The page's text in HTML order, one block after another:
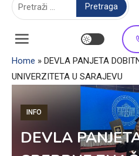
Home » DEVLA PANJETA
UNIVERZITETA U SARAJEVU
INFO
DEVLA